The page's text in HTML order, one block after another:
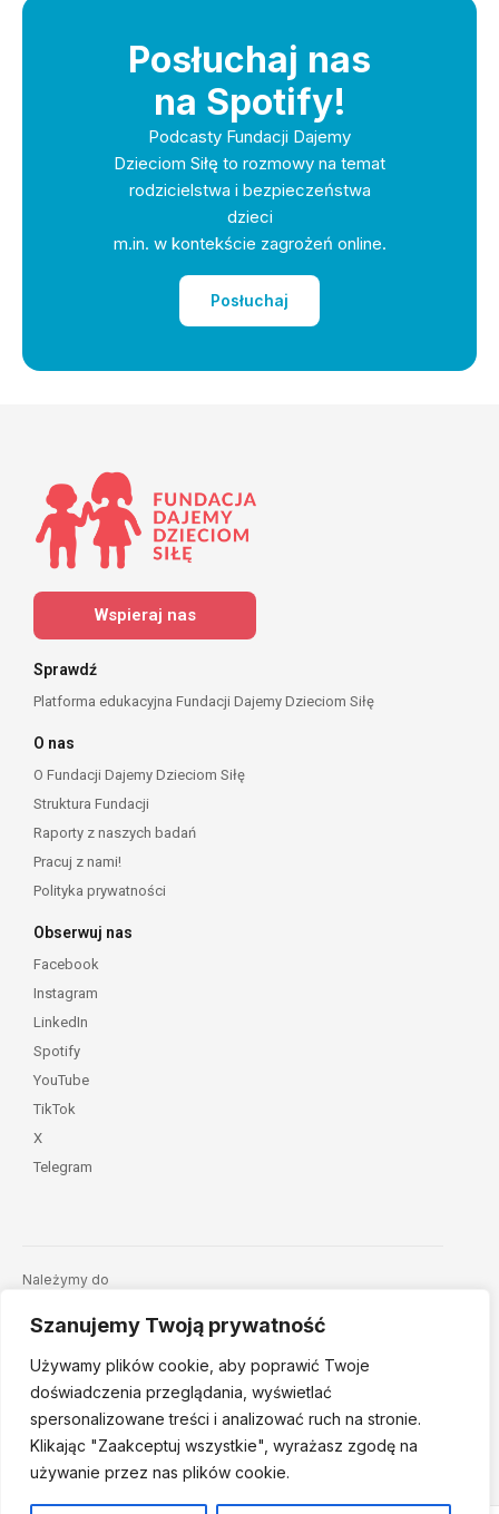
Szanujemy Twoją prywatność
Używamy plików cookie, aby poprawić Twoje
doświadczenia przeglądania, wyświetlać
spersonalizowane treści i analizować ruch na stronie.
Klikając "Zaakceptuj wszystkie", wyrażasz zgodę na
używanie przez nas plików cookie.
Posłuchaj nas
na Spotify!
Podcasty Fundacji Dajemy
Dzieciom Siłę to rozmowy na temat
rodzicielstwa i bezpieczeństwa
dzieci
m.in. w kontekście zagrożeń online.
Posłuchaj
Wspieraj nas
Sprawdź
Platforma edukacyjna Fundacji Dajemy Dzieciom Siłę
O nas
O Fundacji Dajemy Dzieciom Siłę
Struktura Fundacji
Raporty z naszych badań
Pracuj z nami!
Polityka prywatności
Obserwuj nas
Facebook
Instagram
LinkedIn
Spotify
YouTube
TikTok
X
Telegram
Należymy do
© 2026 Fundacja Dajemy Dzieciom Siłę • Projekt: nordmind.pl